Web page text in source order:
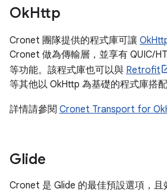
OkHttp
Cronet 團隊提供的程式庫可讓
Cronet 做為傳輸層，並享有 QUIC/
等功能。該程式庫也可以與 Retrofit
等其他以 OkHttp 為基礎的程式庫搭配
詳情請參閱 Cronet Transport for
Glide
Cronet 是 Glide 的最佳預設選項，且